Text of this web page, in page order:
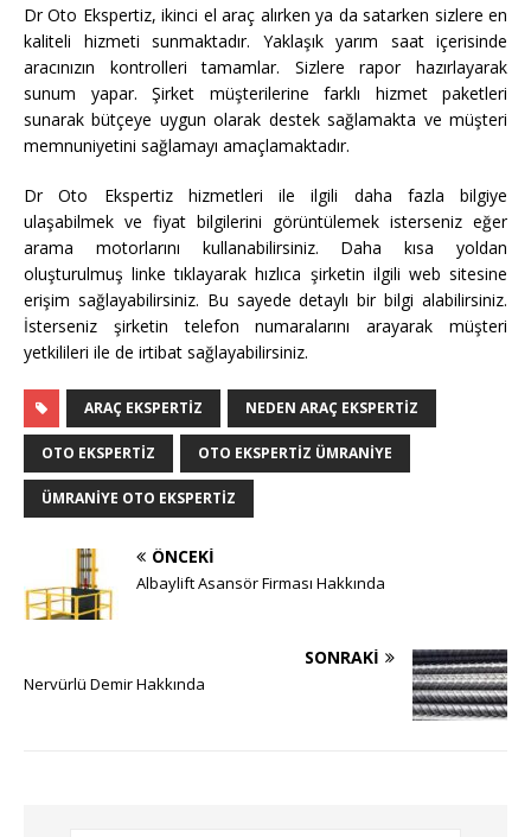
Dr Oto Ekspertiz, ikinci el araç alırken ya da satarken sizlere en
kaliteli hizmeti sunmaktadır. Yaklaşık yarım saat içerisinde
aracınızın kontrolleri tamamlar. Sizlere rapor hazırlayarak
sunum yapar. Şirket müşterilerine farklı hizmet paketleri
sunarak bütçeye uygun olarak destek sağlamakta ve müşteri
memnuniyetini sağlamayı amaçlamaktadır.
Dr Oto Ekspertiz hizmetleri ile ilgili daha fazla bilgiye
ulaşabilmek ve fiyat bilgilerini görüntülemek isterseniz eğer
arama motorlarını kullanabilirsiniz. Daha kısa yoldan
oluşturulmuş linke tıklayarak hızlıca şirketin ilgili web sitesine
erişim sağlayabilirsiniz. Bu sayede detaylı bir bilgi alabilirsiniz.
İsterseniz şirketin telefon numaralarını arayarak müşteri
yetkilileri ile de irtibat sağlayabilirsiniz.
ARAÇ EKSPERTIZ NEDEN ARAÇ EKSPERTIZ
OTO EKSPERTIZ OTO EKSPERTIZ ÜMRANIYE
ÜMRANIYE OTO EKSPERTIZ
ÖNCEKI
Albaylift Asansör Firması Hakkında
SONRAKI
Nervürlü Demir Hakkında